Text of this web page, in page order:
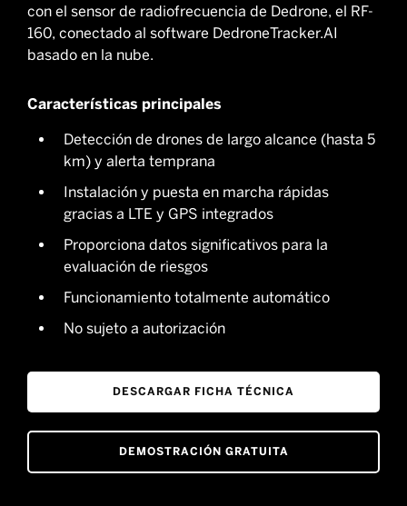
con el sensor de radiofrecuencia de Dedrone, el RF-
160, conectado al software DedroneTracker.AI
basado en la nube.
Características principales
Detección de drones de largo alcance (hasta 5
km) y alerta temprana
Instalación y puesta en marcha rápidas
gracias a LTE y GPS integrados
Proporciona datos significativos para la
evaluación de riesgos
Funcionamiento totalmente automático
No sujeto a autorización
DESCARGAR FICHA TÉCNICA
DEMOSTRACIÓN GRATUITA